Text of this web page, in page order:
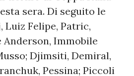
sera. Di seguito le
Luiz Felipe, Patric,
Immobile
Djimsiti, Demiral,
Pessina; Piccoli